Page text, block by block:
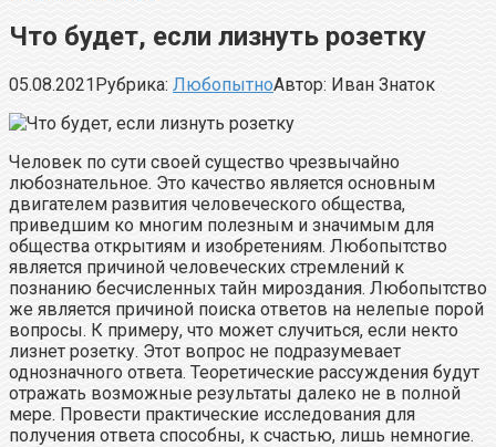
Что будет, если лизнуть розетку
05.08.2021Рубрика: ЛюбопытноАвтор: Иван Знаток
Человек по сути своей существо чрезвычайно
любознательное. Это качество является основным
двигателем развития человеческого общества,
приведшим ко многим полезным и значимым для
общества открытиям и изобретениям. Любопытство
является причиной человеческих стремлений к
познанию бесчисленных тайн мироздания. Любопытство
же является причиной поиска ответов на нелепые порой
вопросы. К примеру, что может случиться, если некто
лизнет розетку. Этот вопрос не подразумевает
однозначного ответа. Теоретические рассуждения будут
отражать возможные результаты далеко не в полной
мере. Провести практические исследования для
получения ответа способны, к счастью, лишь немногие.